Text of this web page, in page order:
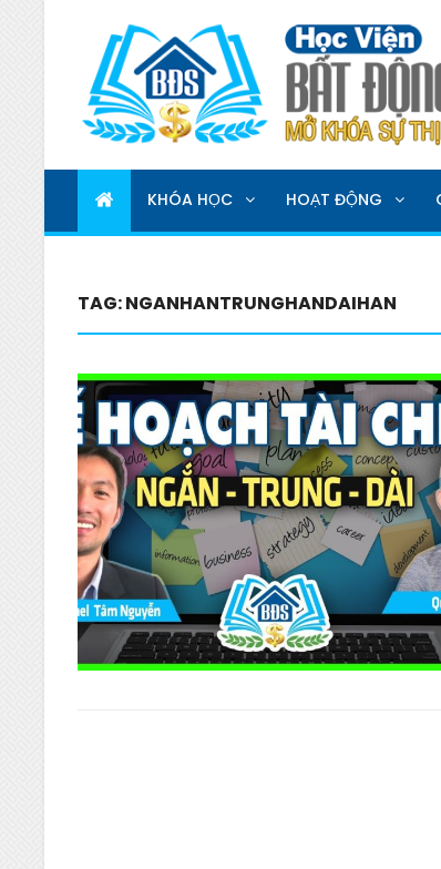
HỌC VIỆN BẤT
MỞ KHOÁ SỰ THỊNH VƯỢNG
KHÓA HỌC HOẠT ĐỘNG
TAG:NGANHANTRUNGHANDAIHAN